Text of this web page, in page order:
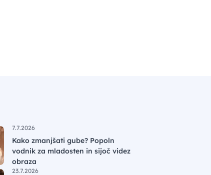
7.7.2026
Kako zmanjšati gube? Popoln
vodnik za mladosten in sijoč videz
obraza
23.7.2026